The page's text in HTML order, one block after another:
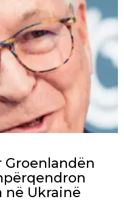
Groenlandën
Ukrainë